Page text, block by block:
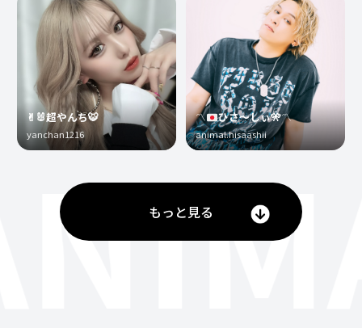
✌︎🐰超やんち🐯
yanchan1216
〽️ ひさ〜しぃ🎌〽️
animal.hisaashii
もっと見る